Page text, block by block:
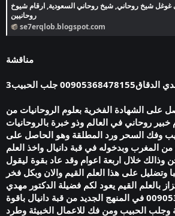
شيخ روحاني, شيخ روحاني السعودية, ارقام شيوخ
روحانيين
se7erqlob.blogspot.com
مناقشة
جلب الحبيب
على الشهادة الفخرية بعلوم الروحانيات من
خبير روحاني في العالم وذو خبرة بالروحانيات
وفك السحر ورد المطلقة وهو الحاصل على
من المغرب وبدخوله في قبة دانيال واخذ العلم
وذالك خلال اربعة اعوام وقد عاد بقوة ليقول
وتضليل على هذا العلم القيم والان وبكل فخر
بالعلم القيم يعود لكم فضيلة الدكتور مهدي
الدقاق00905368478155 في المنهج الجديد من قبة دانيال باقوة
وجلب الحبيب ومن فك للاعمال الخبيثة وطرد